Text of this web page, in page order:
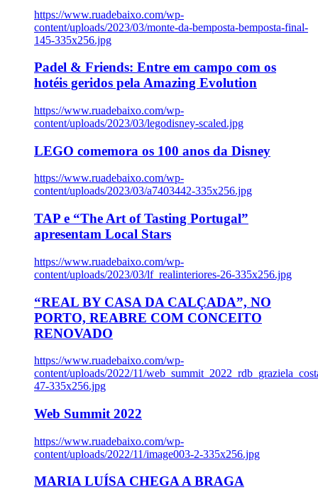
https://www.ruadebaixo.com/wp-
content/uploads/2023/03/monte-da-bemposta-bemposta-final-
145-335x256.jpg
Padel & Friends: Entre em campo com os
hotéis geridos pela Amazing Evolution
https://www.ruadebaixo.com/wp-
content/uploads/2023/03/legodisney-scaled.jpg
LEGO comemora os 100 anos da Disney
https://www.ruadebaixo.com/wp-
content/uploads/2023/03/a7403442-335x256.jpg
TAP e “The Art of Tasting Portugal”
apresentam Local Stars
https://www.ruadebaixo.com/wp-
content/uploads/2023/03/lf_realinteriores-26-335x256.jpg
“REAL BY CASA DA CALÇADA”, NO
PORTO, REABRE COM CONCEITO
RENOVADO
https://www.ruadebaixo.com/wp-
content/uploads/2022/11/
47-335x256.jpg
Web Summit 2022
https://www.ruadebaixo.com/wp-
content/uploads/2022/11/image003-2-335x256.jpg
MARIA LUÍSA CHEGA A BRAGA